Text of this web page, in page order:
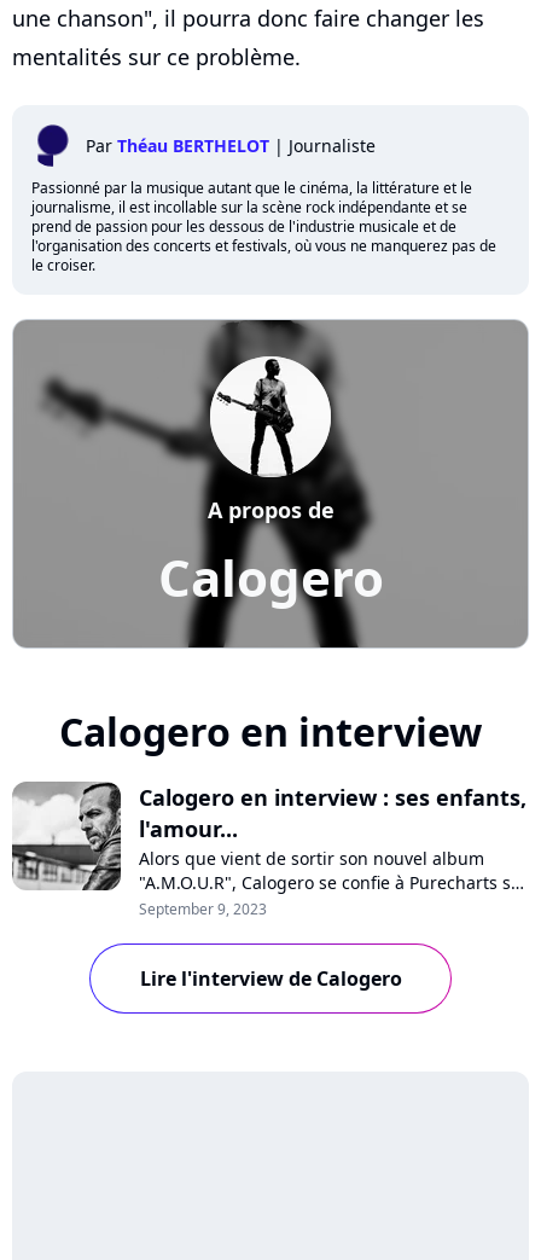
une chanson", il pourra donc faire changer les
mentalités sur ce problème.
Par Théau BERTHELOT | Journaliste
Passionné par la musique autant que le cinéma, la littérature et le
journalisme, il est incollable sur la scène rock indépendante et se
prend de passion pour les dessous de l'industrie musicale et de
l'organisation des concerts et festivals, où vous ne manquerez pas de
le croiser.
Calogero
A propos de
Calogero en interview
Calogero en interview : ses enfants,
l'amour...
Alors que vient de sortir son nouvel album
"A.M.O.U.R", Calogero se confie à Purecharts sur
la pression, sa vision de l'amour, son optimisme
disques ou encore ses enfants qui chantent sur
quelques titres. Interview avec un artiste
September 9, 2023
Lire l'interview de Calogero